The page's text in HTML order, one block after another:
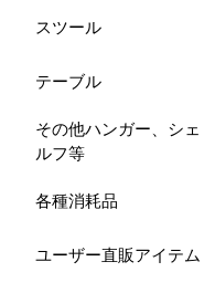
スツール
テーブル
その他ハンガー、シェ
ルフ等
各種消耗品
ユーザー直販アイテム